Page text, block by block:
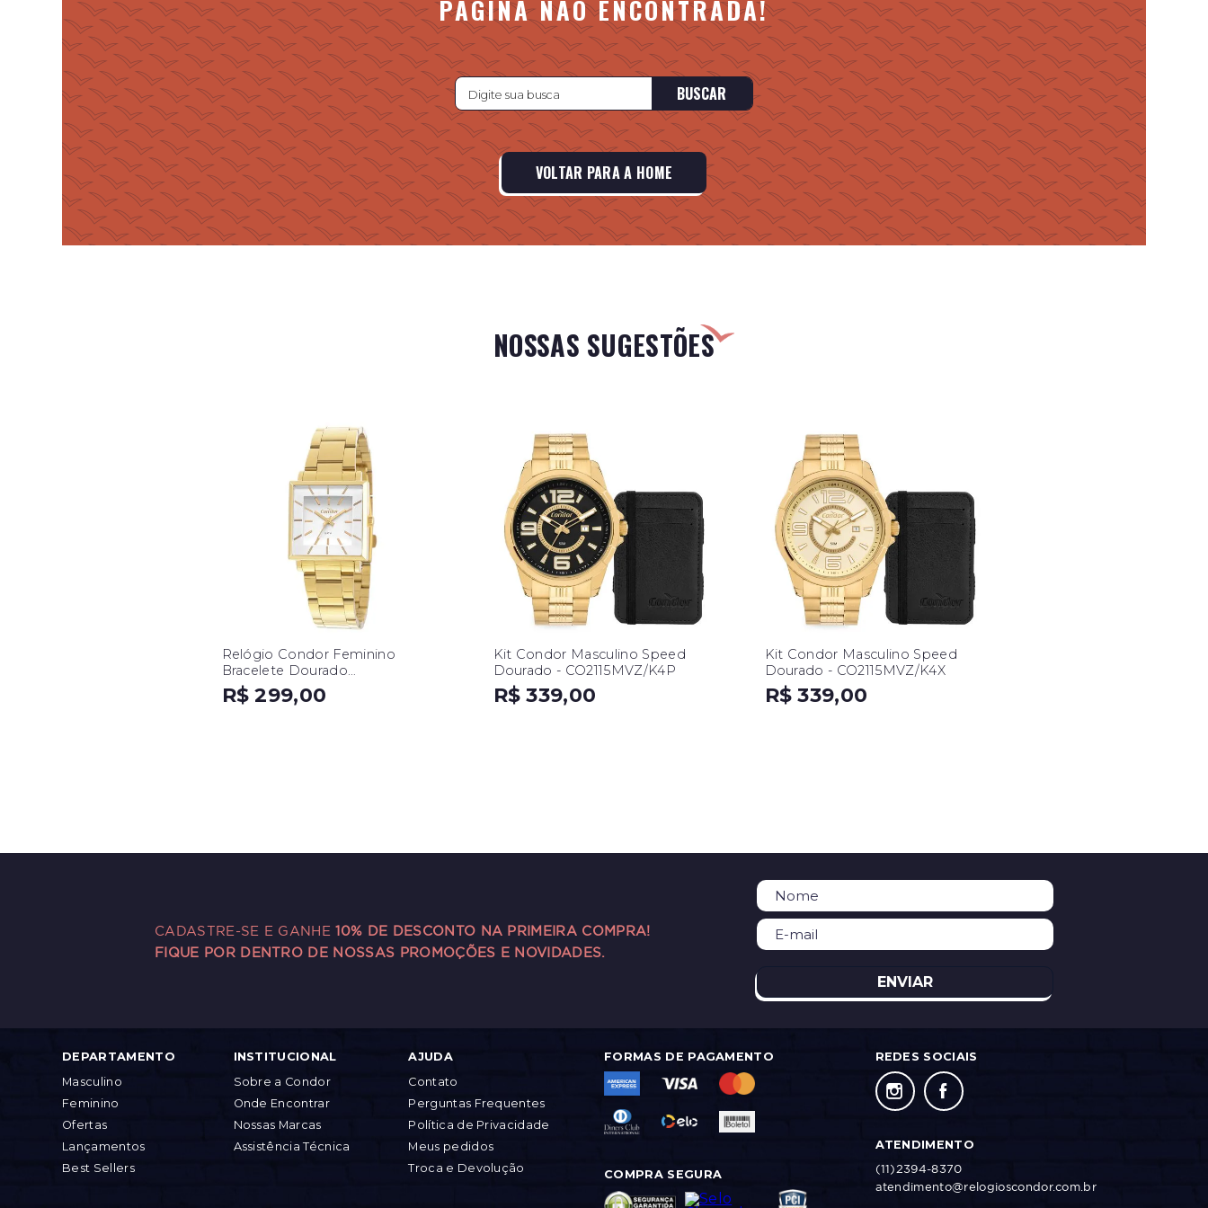
PÁGINA NÃO ENCONTRADA!
BUSCAR
VOLTAR PARA A HOME
NOSSAS SUGESTÕES
Relógio Condor Feminino
Bracelete Dourado
CO2035EXM/K4B
R$ 299,00
Kit Condor Masculino Speed
Dourado - CO2115MVZ/K4P
R$ 339,00
Kit Condor Masculino Speed
Dourado - CO2115MVZ/K4X
R$ 339,00
CADASTRE-SE E GANHE10% DE DESCONTO NA PRIMEIRA COMPRA!
FIQUE POR DENTRO DE NOSSAS PROMOÇÕES E NOVIDADES.
ENVIAR
DEPARTAMENTO
Masculino
Feminino
Ofertas
Lançamentos
Best Sellers
INSTITUCIONAL
Sobre a Condor
Onde Encontrar
Nossas Marcas
Assistência Técnica
AJUDA
Contato
Perguntas Frequentes
Política de Privacidade
Meus pedidos
Troca e Devolução
FORMAS DE PAGAMENTO
COMPRA SEGURA
REDES SOCIAIS
ATENDIMENTO
(11)2394-8370
atendimento@relogioscondor.com.br